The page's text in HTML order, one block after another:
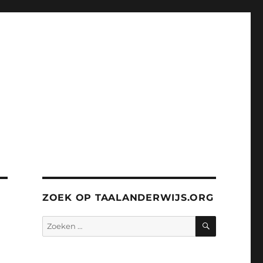
ZOEK OP TAALANDERWIJS.ORG
Zoeken
naar:
ZOEKEN